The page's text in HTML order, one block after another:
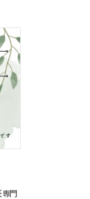
門